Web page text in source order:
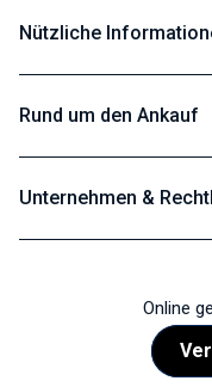
Nützliche
Rund um den Ankauf
Unternehmen &
Online